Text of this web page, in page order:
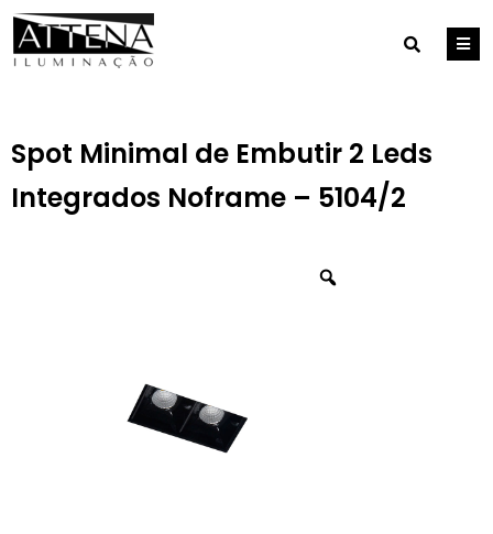
Spot Minimal de Embutir 2 Leds
Integrados Noframe – 5104/2